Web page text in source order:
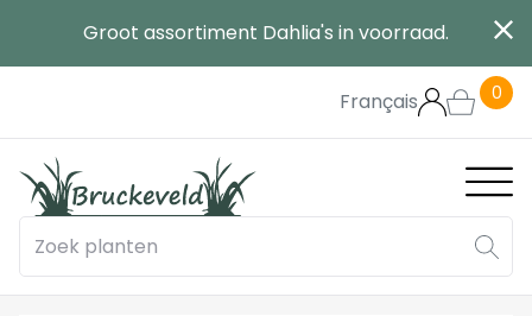
naar
gaan
Groot assortiment Dahlia's in voorraad.
Français 0
Main